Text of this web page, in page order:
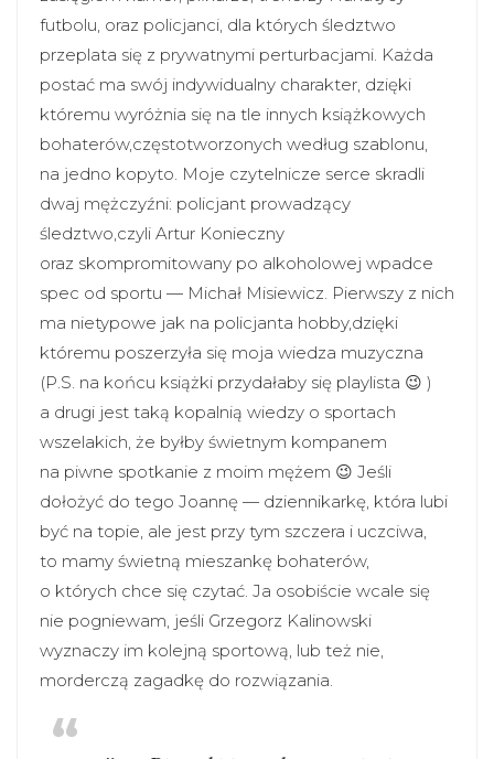
futbolu, oraz policjanci, dla których śledztwo
przeplata się z prywatnymi perturbacjami. Każda
postać ma swój indywidualny charakter, dzięki
któremu wyróżnia się na tle innych książkowych
bohaterów,częstotworzonych według szablonu,
na jedno kopyto. Moje czytelnicze serce skradli
dwaj mężczyźni: policjant prowadzący
śledztwo,czyli Artur Konieczny
oraz skompromitowany po alkoholowej wpadce
spec od sportu — Michał Misiewicz. Pierwszy z nich
ma nietypowe jak na policjanta hobby,dzięki
któremu poszerzyła się moja wiedza muzyczna
(P.S. na końcu książki przydałaby się playlista 😉 )
a drugi jest taką kopalnią wiedzy o sportach
wszelakich, że byłby świetnym kompanem
na piwne spotkanie z moim mężem 😉 Jeśli
dołożyć do tego Joannę — dziennikarkę, która lubi
być na topie, ale jest przy tym szczera i uczciwa,
to mamy świetną mieszankę bohaterów,
o których chce się czytać. Ja osobiście wcale się
nie pogniewam, jeśli Grzegorz Kalinowski
wyznaczy im kolejną sportową, lub też nie,
morderczą zagadkę do rozwiązania.